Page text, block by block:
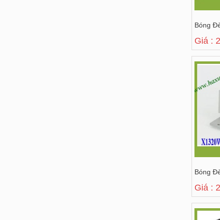
Bóng
Giá :
Bóng
Giá :